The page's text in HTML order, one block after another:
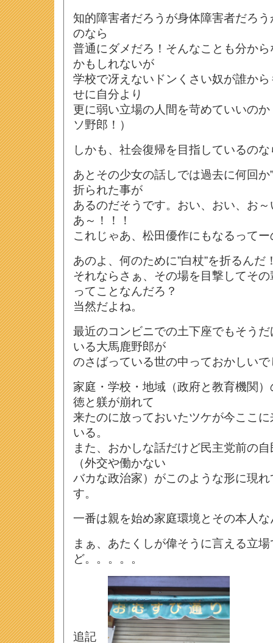
知的障害者だろうが身体障害者だろ
のなら
普通にダメだろ！そんなことも分か
かもしれないが
学校で冴えないドンくさい奴が誰か
せに自分より
更に弱い立場の人間を苛めていいの
ソ野郎！）
しかも、社会復帰を目指しているの
あとその少女の話しでは過去に何回か
折られた事が
あるのだそうです。おい、おい、お
あ～！！！
これじゃあ、松田優作にもなるってー
あのよ、何のために”白杖”を折るんだ
それならさぁ、その場を目撃してそ
ってことなんだろ？
当然だよね。
最近のコンビニでの土下座でもそう
いる大馬鹿野郎が
のさばっている世の中っておかしい
家庭・学校・地域（政府と教育機関
徳と躾が崩れて
来たのに放っておいたツケが今ここ
いる。
また、おかしな話だけど民主党前の
（外交や働かない
バカな政治家）がこのような形に現
す。
一番は親を始め家庭環境とその本人
まぁ、あたくしが偉そうに言える立
ど。。。。。
追記